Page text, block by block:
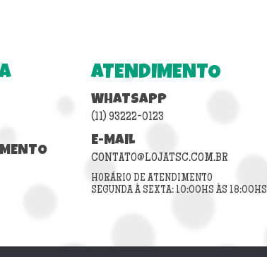
ATENDIMENTO
WHATSAPP
(11) 93222-0123
E-MAIL
CONTATO@LOJATSC.COM.BR
HORÁRIO DE ATENDIMENTO
SEGUNDA À SEXTA: 10:00HS ÀS 18:00HS